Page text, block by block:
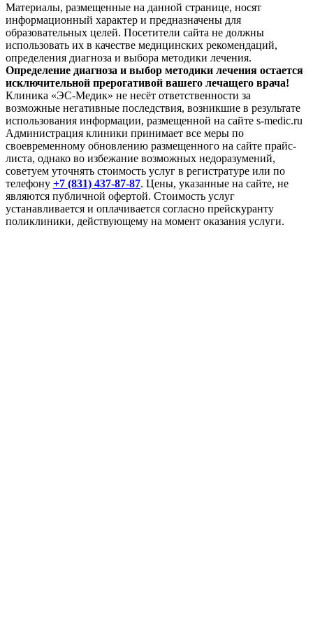
Материалы, размещенные на данной странице, носят
информационный характер и предназначены для
образовательных целей. Посетители сайта не должны
использовать их в качестве медицинских рекомендаций,
определения диагноза и выбора методики лечения.
Определение диагноза и выбор методики лечения остается
исключительной прерогативой вашего лечащего врача!
Клиника «ЭС-Медик» не несёт ответственности за
возможные негативные последствия, возникшие в результате
использования информации, размещенной на сайте s-medic.ru
Администрация клиники принимает все меры по
своевременному обновлению размещенного на сайте прайс-
листа, однако во избежание возможных недоразумений,
советуем уточнять стоимость услуг в регистратуре или по
телефону +7 (831) 437-87-87. Цены, указанные на сайте, не
являются публичной офертой. Стоимость услуг
устанавливается и оплачивается согласно прейскуранту
поликлиники, действующему на момент оказания услуги.